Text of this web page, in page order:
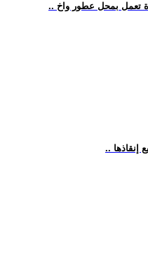
تعمل بمحل عطور واخ
إنقاذها